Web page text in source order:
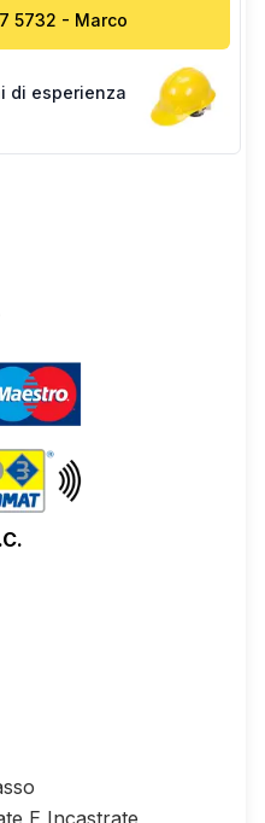
5732 - Marco
di esperienza
E Incastrate